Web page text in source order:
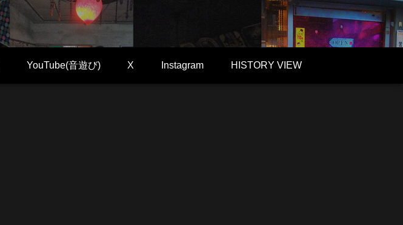
YouTube(音遊び) X Instagram HISTORY VIEW